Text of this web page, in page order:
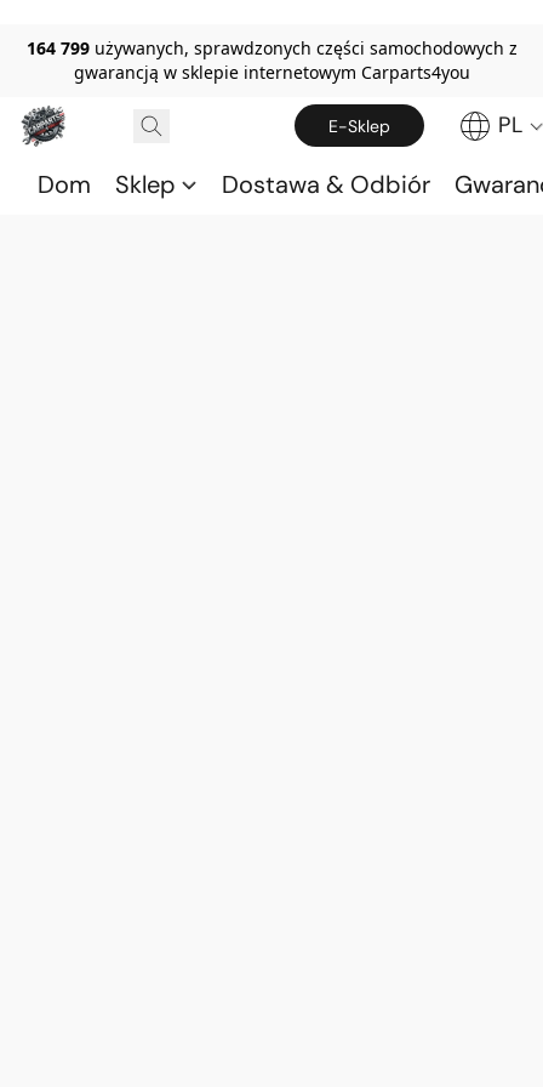
164 799 używanych, sprawdzonych części samochodowych z
gwarancją w sklepie internetowym Carparts4you
E-Sklep PL
Dom Sklep Dostawa & Odbiór